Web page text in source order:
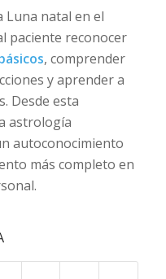
natal en el
paciente reconocer
, comprender
y aprender a
Desde esta
astrología
autoconocimiento
más completo en